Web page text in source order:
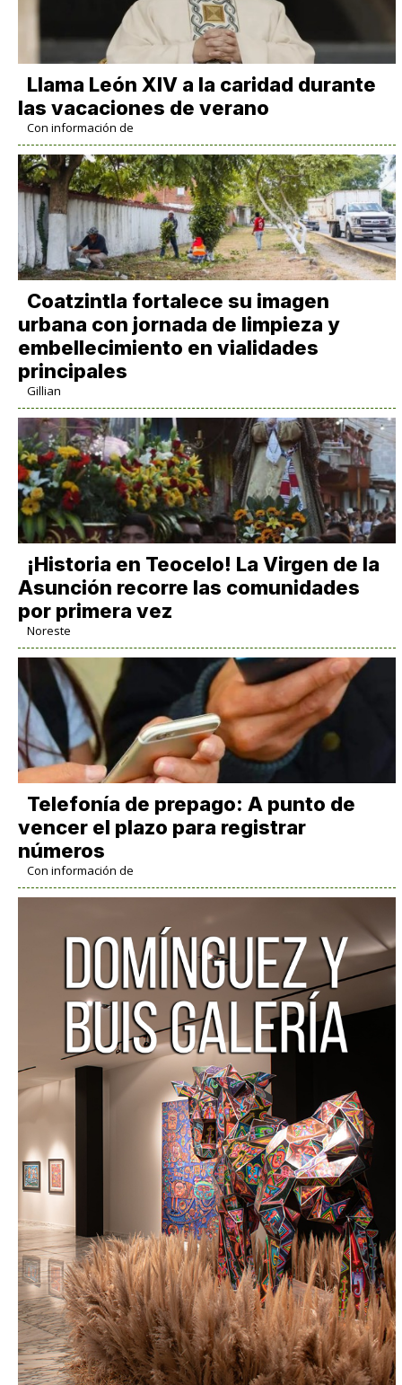
Llama León XIV a la caridad durante
las vacaciones de verano
Con información de
Coatzintla fortalece su imagen
urbana con jornada de limpieza y
embellecimiento en vialidades
principales
Gillian
​¡Historia en Teocelo! La Virgen de la
Asunción recorre las comunidades
por primera vez
Noreste
Telefonía de prepago: A punto de
vencer el plazo para registrar
números
Con información de